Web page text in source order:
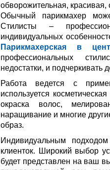
обворожительная,
Обычный парикмахер
Стилисты –
индивидуальных
Парикмахерская в
профессиональных
недостатки, и подчеркивать
Работа ведется с
используется
окраска волос,
наращивание и многие
образ.
Индивидуальным
клиенток. Широкий выбор
будет представлен на ваш